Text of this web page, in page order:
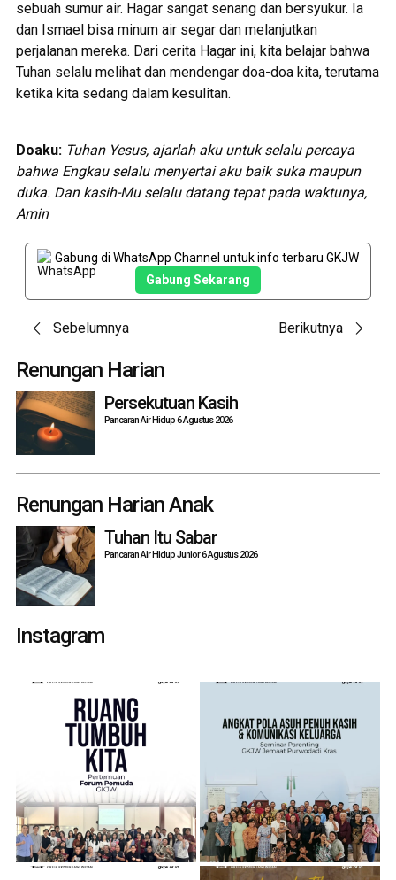
sebuah sumur air. Hagar sangat senang dan bersyukur. Ia
dan Ismael bisa minum air segar dan melanjutkan
perjalanan mereka. Dari cerita Hagar ini, kita belajar bahwa
Tuhan selalu melihat dan mendengar doa-doa kita, terutama
ketika kita sedang dalam kesulitan.
Doaku: Tuhan Yesus, ajarlah aku untuk selalu percaya
bahwa Engkau selalu menyertai aku baik suka maupun
duka. Dan kasih-Mu selalu datang tepat pada waktunya,
Amin
Gabung di WhatsApp Channel untuk info terbaru GKJW
Gabung Sekarang
Post
navigation
Sebelumnya Berikutnya
Renungan Harian
Persekutuan Kasih
Pancaran Air Hidup 6 Agustus 2026
Renungan Harian Anak
Tuhan Itu Sabar
Pancaran Air Hidup Junior 6 Agustus 2026
Instagram